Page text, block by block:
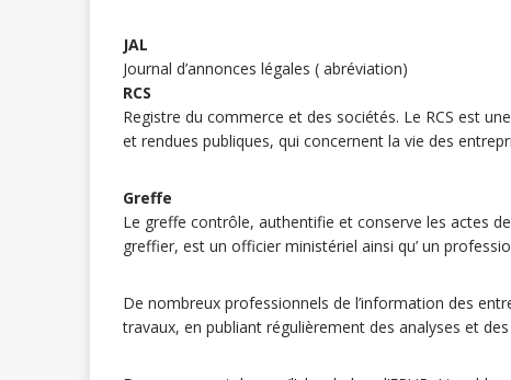
JAL
Journal d’annonces légales ( abréviation)
RCS
Registre du commerce et des sociétés. Le RCS est
et rendues publiques, qui concernent la vie des
Greffe
Le greffe contrôle, authentifie et conserve les actes
greffier, est un officier ministériel ainsi qu’ un
De nombreux professionnels de l’information des
travaux, en publiant régulièrement des analyses et